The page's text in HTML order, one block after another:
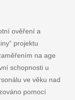
ověření a
projektu
na age
schopnosti u
ve věku nad
pomocí